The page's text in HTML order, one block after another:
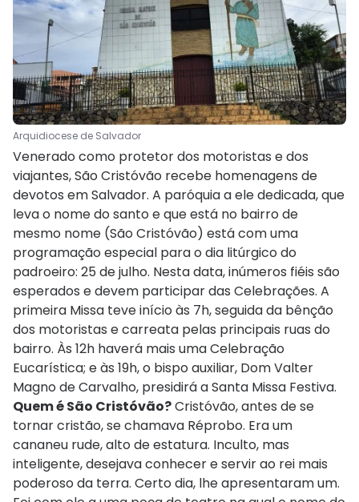
Arquidiocese de Salvador
Venerado como protetor dos motoristas e dos
viajantes, São Cristóvão recebe homenagens de
devotos em Salvador. A paróquia a ele dedicada, que
leva o nome do santo e que está no bairro de
mesmo nome (São Cristóvão) está com uma
programação especial para o dia litúrgico do
padroeiro: 25 de julho. Nesta data, inúmeros fiéis são
esperados e devem participar das Celebrações. A
primeira Missa teve início às 7h, seguida da bênção
dos motoristas e carreata pelas principais ruas do
bairro. Às 12h haverá mais uma Celebração
Eucarística; e às 19h, o bispo auxiliar, Dom Valter
Magno de Carvalho, presidirá a Santa Missa Festiva.
Quem é São Cristóvão?Cristóvão, antes de se
tornar cristão, se chamava Réprobo. Era um
cananeu rude, alto de estatura. Inculto, mas
inteligente, desejava conhecer e servir ao rei mais
poderoso da terra. Certo dia, lhe apresentaram um.